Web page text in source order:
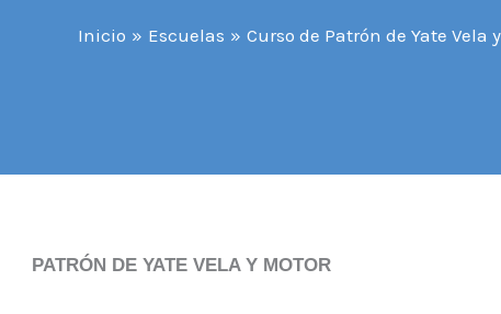
Inicio Escuelas Curso de Patrón de Yate Vela
PATRÓN DE YATE VELA Y MOTOR